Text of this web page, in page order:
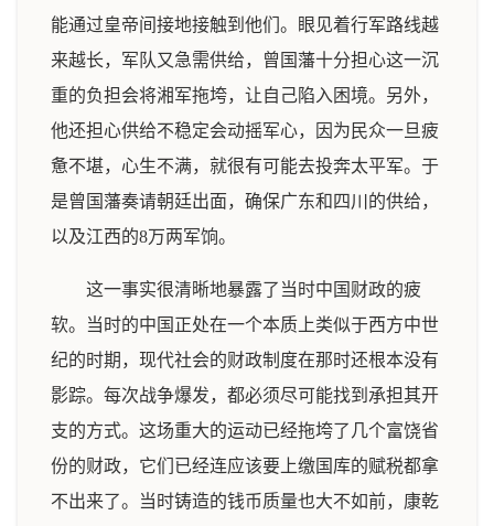
能通过皇帝间接地接触到他们。眼见着行军路线越
来越长，军队又急需供给，曾国藩十分担心这一沉
重的负担会将湘军拖垮，让自己陷入困境。另外，
他还担心供给不稳定会动摇军心，因为民众一旦疲
惫不堪，心生不满，就很有可能去投奔太平军。于
是曾国藩奏请朝廷出面，确保广东和四川的供给，
以及江西的8万两军饷。
这一事实很清晰地暴露了当时中国财政的疲
软。当时的中国正处在一个本质上类似于西方中世
纪的时期，现代社会的财政制度在那时还根本没有
影踪。每次战争爆发，都必须尽可能找到承担其开
支的方式。这场重大的运动已经拖垮了几个富饶省
份的财政，它们已经连应该要上缴国库的赋税都拿
不出来了。当时铸造的钱币质量也大不如前，康乾